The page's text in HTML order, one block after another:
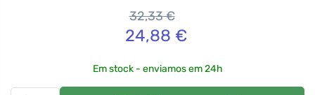
32,33€
24,88 €
Em stock - enviamos em 24h